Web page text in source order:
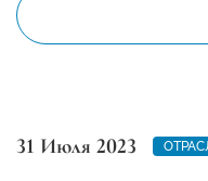
31 Июля 2023